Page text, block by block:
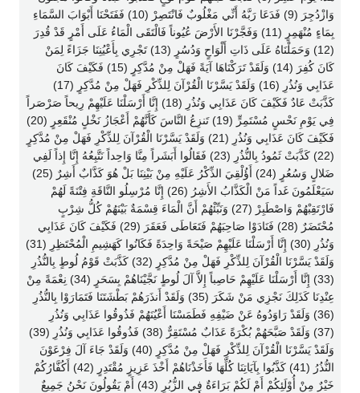
وَازْدُجِرَ (9) فَدَعَا رَبَّهُ أَنِّي مَغْلُوبٌ فَانْتَصِرْ (10) فَفَتَحْنَا أَبْوَابَ السَّمَاءِ
بِمَاءٍ مُنْهَمِرٍ (11) وَفَجَّرْنَا الأَرْضَ عُيُوناً فَالْتَقَى الْمَاءُ عَلَى أَمْرٍ قَدْ قُدِرَ
(12) وَحَمَلْنَاهُ عَلَى ذَاتِ أَلْوَاحٍ وَدُسُرٍ (13) تَجْرِي بِأَعْيُنِنَا جَزَاءً لِمَنْ
كَانَ كُفِرَ (14) وَلَقَدْ تَرَكْنَاهَا آيَةً فَهَلْ مِنْ مُدَّكِرٍ (15) فَكَيْفَ كَانَ
عَذَابِي وَنُذُرِ (16) وَلَقَدْ يَسَّرْنَا الْقُرْآنَ لِلذِّكْرِ فَهَلْ مِنْ مُدَّكِرٍ (17)
كَذَّبَتْ عَادٌ فَكَيْفَ كَانَ عَذَابِي وَنُذُرِ (18) إِنَّا أَرْسَلْنَا عَلَيْهِمْ رِيحاً صَرْصَراً
فِي يَوْمِ نَحْسٍ مُسْتَمِرٍّ (19) تَنزِعُ النَّاسَ كَأَنَّهُمْ أَعْجَازُ نَخْلٍ مُنْقَعِرٍ (20)
فَكَيْفَ كَانَ عَذَابِي وَنُذُرِ (21) وَلَقَدْ يَسَّرْنَا الْقُرْآنَ لِلذِّكْرِ فَهَلْ مِنْ مُدَّكِرٍ
(22) كَذَّبَتْ ثَمُودُ بِالنُّذُرِ (23) فَقَالُوا أَبَشَراً مِنَّا وَاحِداً نَتَّبِعُهُ إِنَّا إِذاً لَفِي
ضَلالٍ وَسُعُرٍ (24) أَؤُلْقِيَ الذِّكْرُ عَلَيْهِ مِنْ بَيْنِنَا بَلْ هُوَ كَذَّابٌ أَشِرٌ (25)
سَيَعْلَمُونَ غَداً مَنْ الْكَذَّابُ الأَشِرُ (26) إِنَّا مُرْسِلُو النَّاقَةِ فِتْنَةً لَهُمْ
فَارْتَقِبْهُمْ وَاصْطَبِرْ (27) وَنَبِّئْهُمْ أَنَّ الْمَاءَ قِسْمَةٌ بَيْنَهُمْ كُلُّ شِرْبٍ
مُحْتَضَرٌ (28) فَنَادَوْا صَاحِبَهُمْ فَتَعَاطَى فَعَقَرَ (29) فَكَيْفَ كَانَ عَذَابِي
وَنُذُرِ (30) إِنَّا أَرْسَلْنَا عَلَيْهِمْ صَيْحَةً وَاحِدَةً فَكَانُوا كَهَشِيمِ الْمُحْتَظِرِ (31)
وَلَقَدْ يَسَّرْنَا الْقُرْآنَ لِلذِّكْرِ فَهَلْ مِنْ مُدَّكِرٍ (32) كَذَّبَتْ قَوْمُ لُوطٍ بِالنُّذُرِ
(33) إِنَّا أَرْسَلْنَا عَلَيْهِمْ حَاصِباً إِلاَّ آلَ لُوطٍ نَجَّيْنَاهُمْ بِسَحَرٍ (34) نِعْمَةً مِنْ
عِنْدِنَا كَذَلِكَ نَجْزِي مَنْ شَكَرَ (35) وَلَقَدْ أَنذَرَهُمْ بَطْشَتَنَا فَتَمَارَوْا بِالنُّذُرِ
(36) وَلَقَدْ رَاوَدُوهُ عَنْ ضَيْفِهِ فَطَمَسْنَا أَعْيُنَهُمْ فَذُوقُوا عَذَابِي وَنُذُرِ
(37) وَلَقَدْ صَبَّحَهُمْ بُكْرَةً عَذَابٌ مُسْتَقِرٌّ (38) فَذُوقُوا عَذَابِي وَنُذُرِ (39)
وَلَقَدْ يَسَّرْنَا الْقُرْآنَ لِلذِّكْرِ فَهَلْ مِنْ مُدَّكِرٍ (40) وَلَقَدْ جَاءَ آلَ فِرْعَوْنَ
النُّذُرُ (41) كَذَّبُوا بِآيَاتِنَا كُلِّهَا فَأَخَذْنَاهُمْ أَخْذَ عَزِيزٍ مُقْتَدِرٍ (42) أَكُفَّارُكُمْ
خَيْرٌ مِنْ أُوْلَئِكُمْ أَمْ لَكُمْ بَرَاءَةٌ فِي الزُّبُرِ (43) أَمْ يَقُولُونَ نَحْنُ جَمِيعٌ